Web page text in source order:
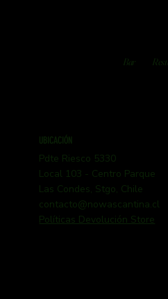
Bar
UBICACIÓN
Pdte Riesco 5330
Local 103 - Centro Parque
Las Condes, Stgo, Chile
contacto@nowascantina.cl
Políticas Devolución Store